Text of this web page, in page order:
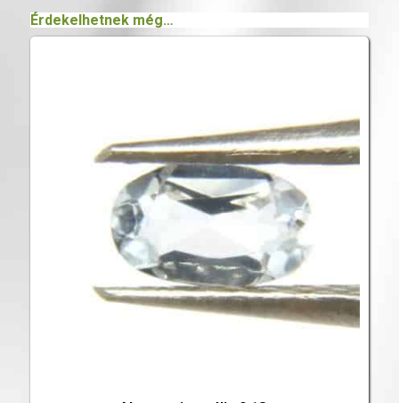
Érdekelhetnek még…